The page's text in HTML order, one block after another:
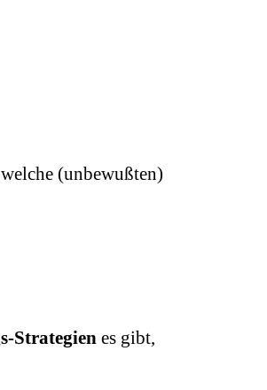
(unbewußten)
Strategienes gibt,